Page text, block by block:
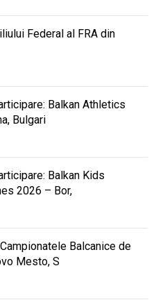
Federal al FRA din
Balkan Athletics
Bulgari
Balkan Kids
2026 – Bor,
Balcanice de
Mesto, S